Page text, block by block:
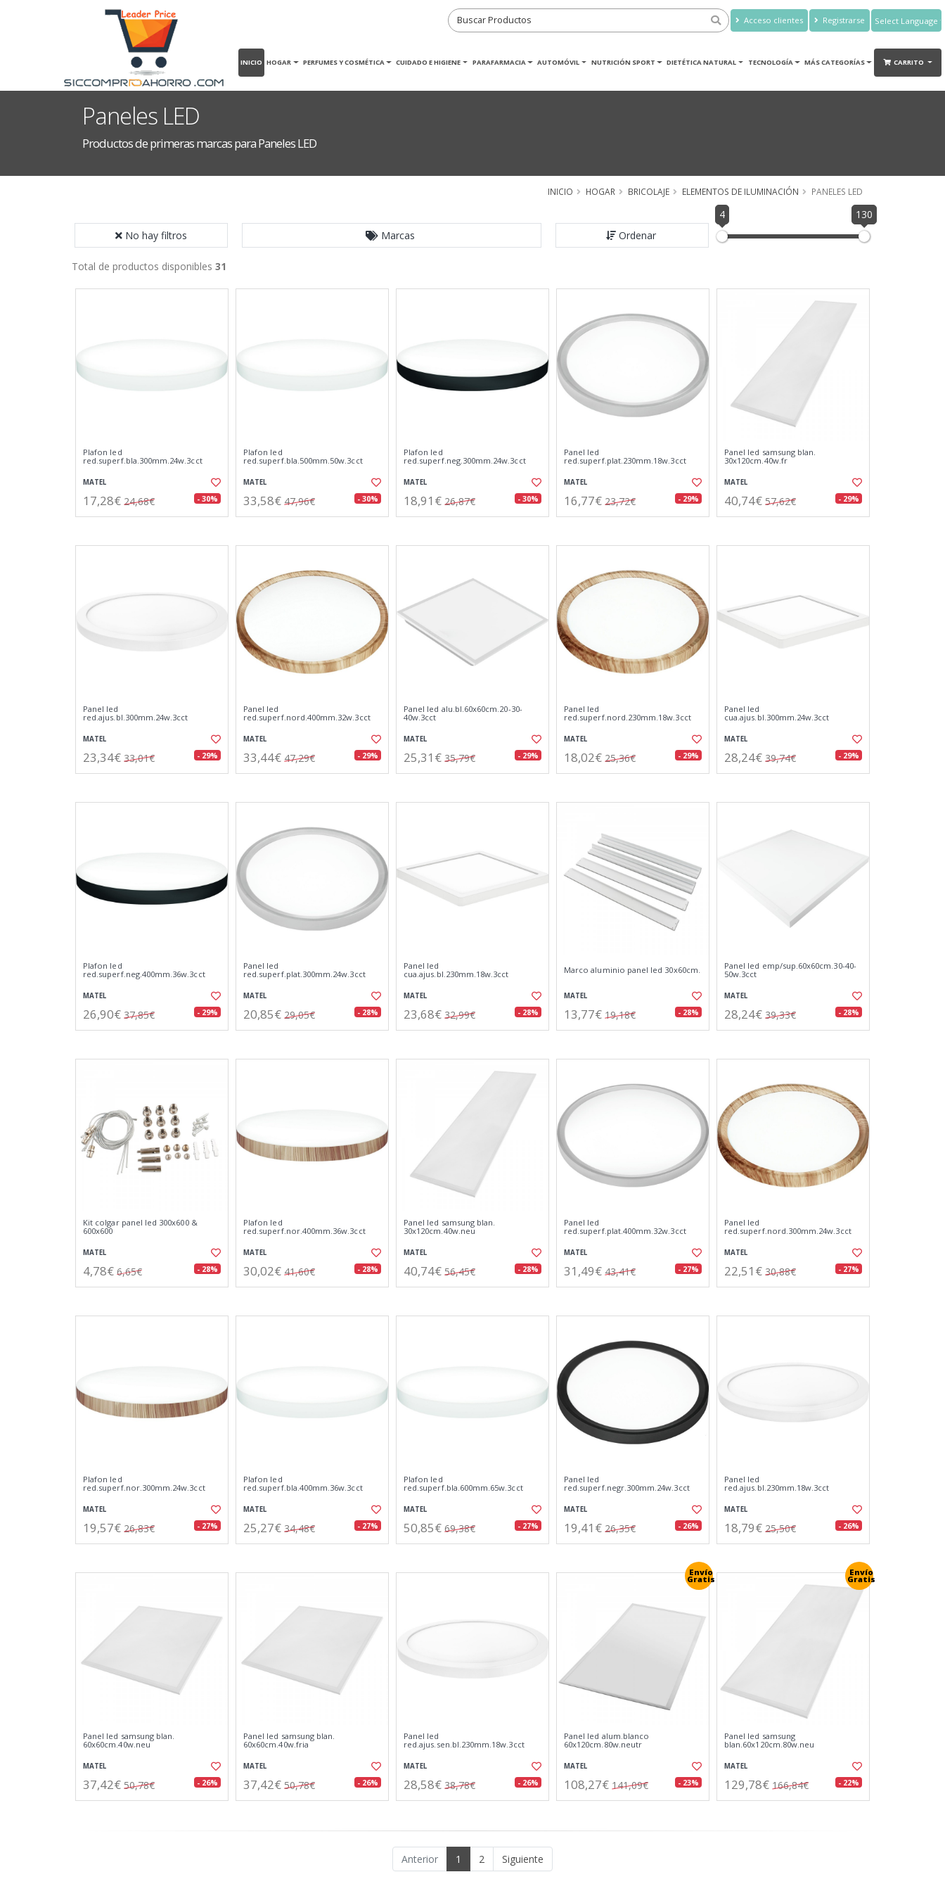
Acceso clientes Registrarse
Translate
INICIO HOGAR PERFUMES Y COSMÉTICA CUIDADO E HIGIENE PARAFARMACIA AUTOMÓVIL NUTRICIÓN SPORT DIETÉTICA NATURAL TECNOLOGÍA MÁS CATEGORÍAS CARRITO
Paneles LED
Productos de primeras marcas para Paneles LED
INICIO HOGAR BRICOLAJE ELEMENTOS DE ILUMINACIÓN PANELES LED
No hay filtros Marcas Ordenar
4 130
Total de productos disponibles 31
Plafon led
red.superf.bla.300mm.24w.3cct
MATEL
17,28€ 24,68€ - 30%
Plafon led
red.superf.bla.500mm.50w.3cct
MATEL
33,58€ 47,96€ - 30%
Plafon led
red.superf.neg.300mm.24w.3cct
MATEL
18,91€ 26,87€ - 30%
Panel led
red.superf.plat.230mm.18w.3cct
MATEL
16,77€ 23,72€ - 29%
Panel led samsung blan.
30x120cm.40w.fr
MATEL
40,74€ 57,62€ - 29%
Panel led
red.ajus.bl.300mm.24w.3cct
MATEL
23,34€ 33,01€ - 29%
Panel led
red.superf.nord.400mm.32w.3cct
MATEL
33,44€ 47,29€ - 29%
Panel led alu.bl.60x60cm.20-30-
40w.3cct
MATEL
25,31€ 35,79€ - 29%
Panel led
red.superf.nord.230mm.18w.3cct
MATEL
18,02€ 25,36€ - 29%
Panel led
cua.ajus.bl.300mm.24w.3cct
MATEL
28,24€ 39,74€ - 29%
Plafon led
red.superf.neg.400mm.36w.3cct
MATEL
26,90€ 37,85€ - 29%
Panel led
red.superf.plat.300mm.24w.3cct
MATEL
20,85€ 29,05€ - 28%
Panel led
cua.ajus.bl.230mm.18w.3cct
MATEL
23,68€ 32,99€ - 28%
Marco aluminio panel led 30x60cm.
MATEL
13,77€ 19,18€ - 28%
Panel led emp/sup.60x60cm.30-40-
50w.3cct
MATEL
28,24€ 39,33€ - 28%
Kit colgar panel led 300x600 &
600x600
MATEL
4,78€ 6,65€ - 28%
Plafon led
red.superf.nor.400mm.36w.3cct
MATEL
30,02€ 41,60€ - 28%
Panel led samsung blan.
30x120cm.40w.neu
MATEL
40,74€ 56,45€ - 28%
Panel led
red.superf.plat.400mm.32w.3cct
MATEL
31,49€ 43,41€ - 27%
Panel led
red.superf.nord.300mm.24w.3cct
MATEL
22,51€ 30,88€ - 27%
Plafon led
red.superf.nor.300mm.24w.3cct
MATEL
19,57€ 26,83€ - 27%
Plafon led
red.superf.bla.400mm.36w.3cct
MATEL
25,27€ 34,48€ - 27%
Plafon led
red.superf.bla.600mm.65w.3cct
MATEL
50,85€ 69,38€ - 27%
Panel led
red.superf.negr.300mm.24w.3cct
MATEL
19,41€ 26,35€ - 26%
Panel led
red.ajus.bl.230mm.18w.3cct
MATEL
18,79€ 25,50€ - 26%
Panel led samsung blan.
60x60cm.40w.neu
MATEL
37,42€ 50,78€ - 26%
Panel led samsung blan.
60x60cm.40w.fria
MATEL
37,42€ 50,78€ - 26%
Panel led
red.ajus.sen.bl.230mm.18w.3cct
MATEL
28,58€ 38,78€ - 26%
Envío
Gratis
Panel led alum.blanco
60x120cm.80w.neutr
MATEL
108,27€ 141,09€ - 23%
Envío
Gratis
Panel led samsung
blan.60x120cm.80w.neu
MATEL
129,78€ 166,84€ - 22%
Anterior 1 2 Siguiente